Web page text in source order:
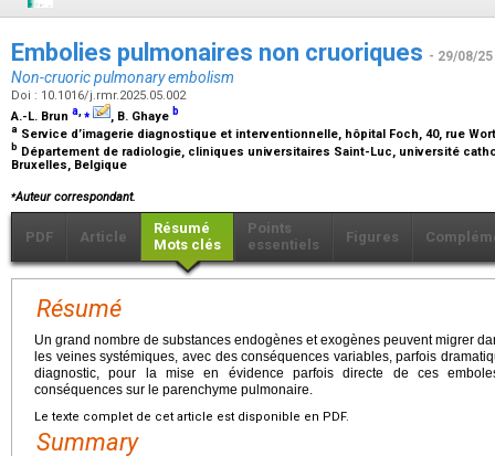
Embolies pulmonaires non cruoriques - 29/08/25
Non-cruoric pulmonary embolism
Doi : 10.1016/j.rmr.2025.05.002
A.-L. Brun a,⁎ , B. Ghaye b
a Service d’imagerie diagnostique et interventionnelle, hôpital Foch, 40, rue
b Département de radiologie, cliniques universitaires Saint-Luc, université
Bruxelles, Belgique
⁎Auteur correspondant.
PDF Article
Résumé
Mots clés
Points
essentiels
Figures
Résumé
Un grand nombre de substances endogènes et exogènes peuvent migrer
les veines systémiques, avec des conséquences variables, parfois
diagnostic, pour la mise en évidence parfois directe de ces
conséquences sur le parenchyme pulmonaire.
Le texte complet de cet article est disponible en PDF.
Summary